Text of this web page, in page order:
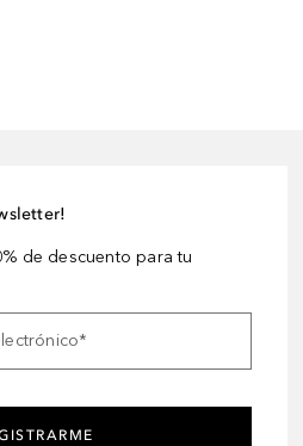
de descuento para tu
*